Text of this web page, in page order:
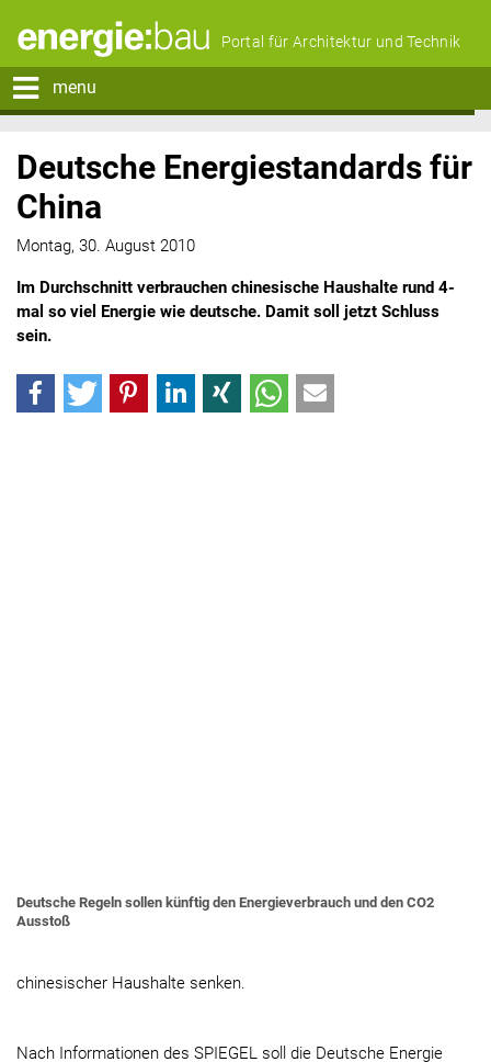
Portal für Architektur und Technik
menu
Deutsche Energiestandards für
China
Montag, 30. August 2010
Im Durchschnitt verbrauchen chinesische Haushalte rund 4-
mal so viel Energie wie deutsche. Damit soll jetzt Schluss
sein.
Deutsche Regeln sollen künftig den Energieverbrauch und den CO2
Ausstoß
chinesischer Haushalte senken.
Nach Informationen des SPIEGEL soll die Deutsche Energie